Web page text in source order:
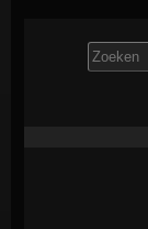
Zoek
naar: